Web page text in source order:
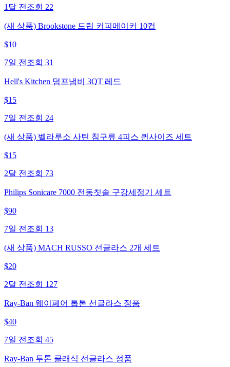
1달 전 조회 22
(새 상품) Brookstone 드립 커피메이커 10컵
$10
7일 전 조회 31
Hell's Kitchen 덤프냄비 3QT 레드
$15
7일 전 조회 24
(새 상품) 벨라루소 사틴 침구류 4피스 퀸사이즈 세트
$15
2달 전 조회 73
Philips Sonicare 7000 전동칫솔 구강세정기 세트
$90
7일 전 조회 13
(새 상품) MACH RUSSO 선글라스 2개 세트
$20
2달 전 조회 127
Ray-Ban 웨이페어 톱톤 선글라스 정품
$40
7일 전 조회 45
Ray-Ban 투톤 클래식 선글라스 정품